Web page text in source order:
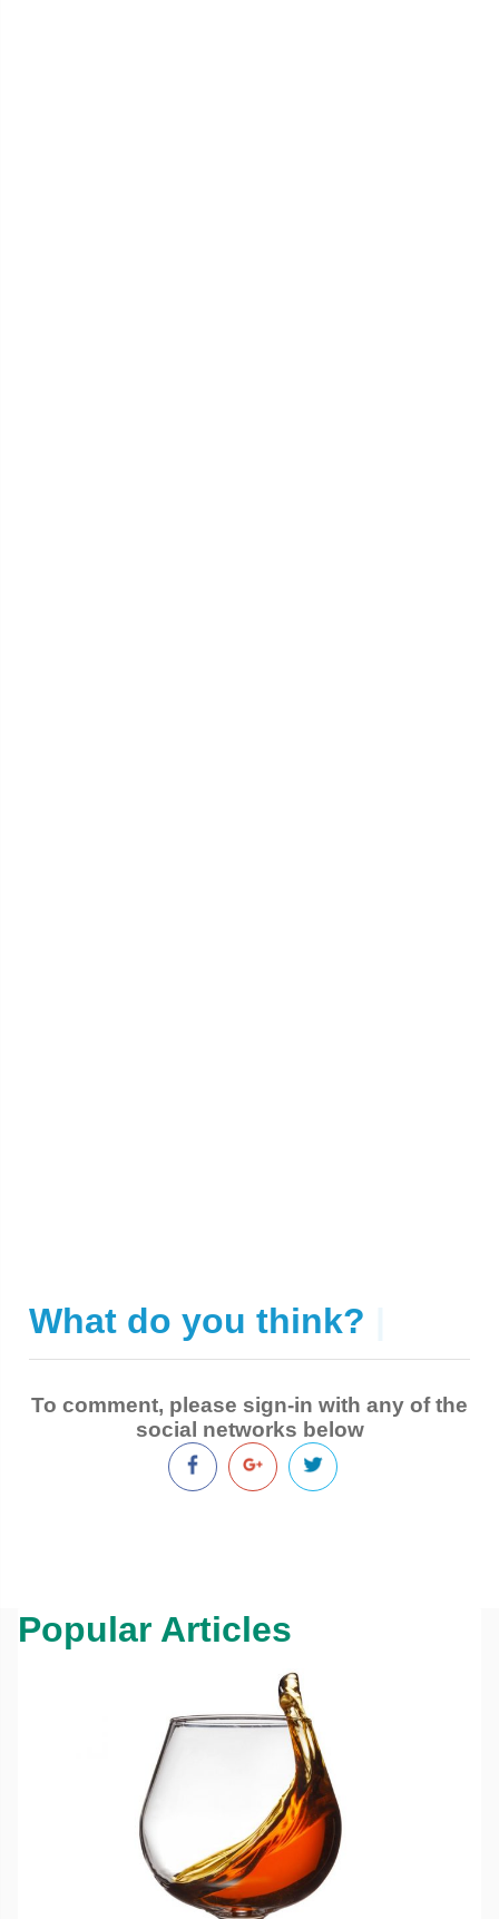
What do you think?
To comment, please sign-in with any of the
social networks below
Popular Articles